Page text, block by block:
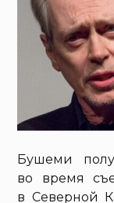
Бушеми
во время
в Северной